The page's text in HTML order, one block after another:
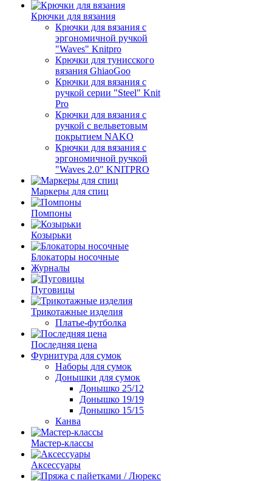
Крючки для вязания
Крючки для вязания с
эргономичной ручкой
"Waves" Knitpro
Крючки для тунисского
вязания GhiaoGoo
Крючки для вязания с
ручкой серии "Steel" Knit
Pro
Крючки для вязания с
ручкой с вельветовым
покрытием NAKO
Крючки для вязания с
эргономичной ручкой
"Waves 2.0" KNITPRO
Маркеры для спиц
Помпоны
Козырьки
Блокаторы носочные
Журналы
Пуговицы
Трикотажные изделия
Платье-футболка
Последняя цена
Фурнитура для сумок
Наборы для сумок
Донышки для сумок
Донышко 25/12
Донышко 19/19
Донышко 15/15
Канва
Мастер-классы
Аксессуары